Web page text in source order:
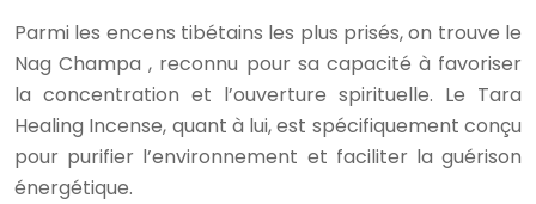
Parmi les encens tibétains les plus prisés, on trouve le
Nag Champa , reconnu pour sa capacité à favoriser
la concentration et l’ouverture spirituelle. Le Tara
Healing Incense, quant à lui, est spécifiquement conçu
pour purifier l’environnement et faciliter la guérison
énergétique.